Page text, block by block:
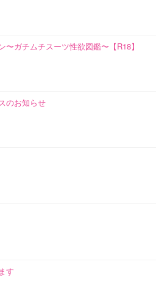
〜ガチムチスーツ性欲図鑑〜【R18】
のお知らせ
す